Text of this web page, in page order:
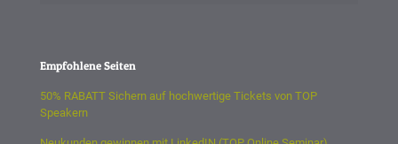
Empfohlene Seiten
50% RABATT Sichern auf hochwertige Tickets von TOP
Speakern